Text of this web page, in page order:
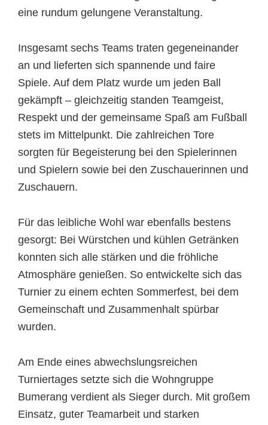
eine rundum gelungene Veranstaltung.
Insgesamt sechs Teams traten gegeneinander
an und lieferten sich spannende und faire
Spiele. Auf dem Platz wurde um jeden Ball
gekämpft – gleichzeitig standen Teamgeist,
Respekt und der gemeinsame Spaß am Fußball
stets im Mittelpunkt. Die zahlreichen Tore
sorgten für Begeisterung bei den Spielerinnen
und Spielern sowie bei den Zuschauerinnen und
Zuschauern.
Für das leibliche Wohl war ebenfalls bestens
gesorgt: Bei Würstchen und kühlen Getränken
konnten sich alle stärken und die fröhliche
Atmosphäre genießen. So entwickelte sich das
Turnier zu einem echten Sommerfest, bei dem
Gemeinschaft und Zusammenhalt spürbar
wurden.
Am Ende eines abwechslungsreichen
Turniertages setzte sich die Wohngruppe
Bumerang verdient als Sieger durch. Mit großem
Einsatz, guter Teamarbeit und starken